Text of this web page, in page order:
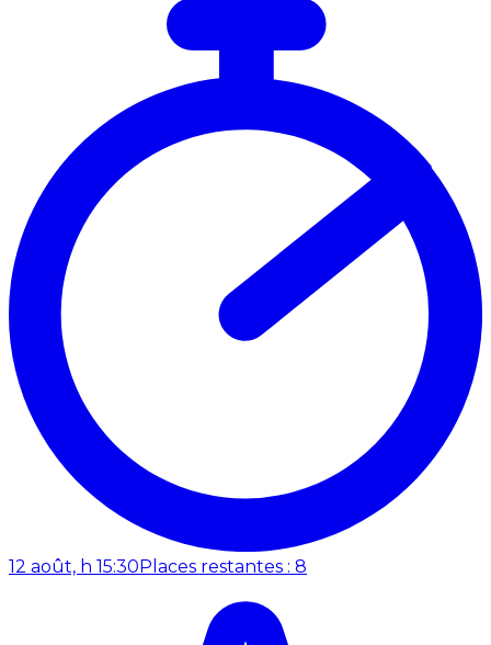
12 août, h 15:30Places restantes : 8